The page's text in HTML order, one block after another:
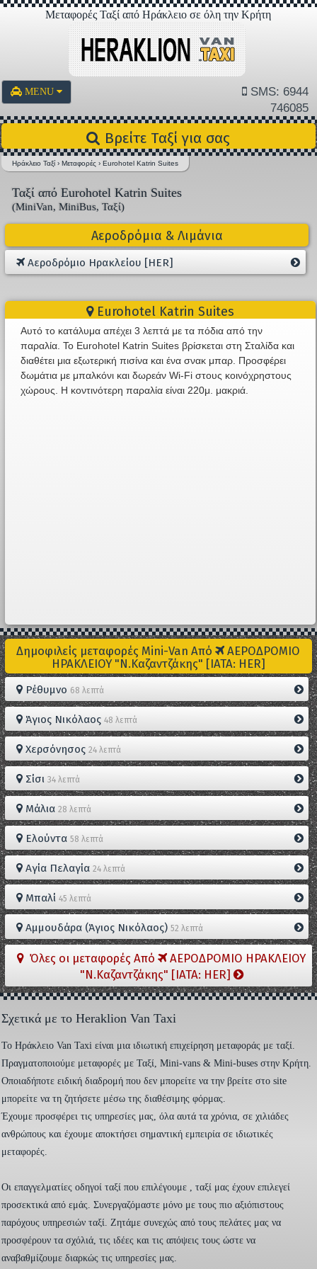
Μεταφορές Ταξί από Ηράκλειο σε όλη την Κρήτη
MENU
SMS: 6944
746085
Βρείτε Ταξί για σας
Ηράκλειο Ταξί ›Μεταφορές ›Eurohotel Katrin Suites
Ταξί από Eurohotel Katrin Suites
(MiniVan, MiniBus, Ταξί)
Αεροδρόμια & Λιμάνια
Αεροδρόμιο Ηρακλείου [HER]
Eurohotel Katrin Suites
Αυτό το κατάλυμα απέχει 3 λεπτά με τα πόδια από την
παραλία. Το Eurohotel Katrin Suites βρίσκεται στη Σταλίδα και
διαθέτει μια εξωτερική πισίνα και ένα σνακ μπαρ. Προσφέρει
δωμάτια με μπαλκόνι και δωρεάν Wi-Fi στους κοινόχρηστους
χώρους. Η κοντινότερη παραλία είναι 220μ. μακριά.
Δημοφιλείς μεταφορές Mini-Van Από
ΑΕΡΟΔΡΟΜΙΟ
ΗΡΑΚΛΕΙΟΥ "Ν.Καζαντζάκης" [IATA: HER]
Ρέθυμνο 68 λεπτά
Άγιος Νικόλαος 48 λεπτά
Χερσόνησος 24 λεπτά
Σίσι 34 λεπτά
Μάλια 28 λεπτά
Ελούντα 58 λεπτά
Αγία Πελαγία 24 λεπτά
Μπαλί 45 λεπτά
Αμμουδάρα (Άγιος Νικόλαος) 52 λεπτά
Όλες οι μεταφορές Από
ΑΕΡΟΔΡΟΜΙΟ ΗΡΑΚΛΕΙΟΥ
"Ν.Καζαντζάκης" [IATA: HER]
Σχετικά με το Heraklion Van Taxi
To Ηράκλειο Van Taxi είναι μια ιδιωτική επιχείρηση μεταφοράς με ταξί.
Πραγματοποιούμε μεταφορές με Ταξί, Mini-vans & Mini-buses στην Κρήτη.
Οποιαδήποτε ειδική διαδρομή που δεν μπορείτε να την βρείτε στο site
μπορείτε να τη ζητήσετε μέσω της διαθέσιμης φόρμας.
Έχουμε προσφέρει τις υπηρεσίες μας, όλα αυτά τα χρόνια, σε χιλιάδες
ανθρώπους και έχουμε αποκτήσει σημαντική εμπειρία σε ιδιωτικές
μεταφορές.
Οι επαγγελματίες οδηγοί ταξί που επιλέγουμε , ταξί μας έχουν επιλεγεί
προσεκτικά από εμάς. Συνεργαζόμαστε μόνο με τους πιο αξιόπιστους
παρόχους υπηρεσιών ταξί. Ζητάμε συνεχώς από τους πελάτες μας να
προσφέρουν τα σχόλιά, τις ιδέες και τις απόψεις τους ώστε να
αναβαθμίζουμε διαρκώς τις υπηρεσίες μας.